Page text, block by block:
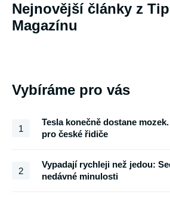
Nejnovější články z
Magazínu
Vybíráme pro vás
1
Tesla konečně dostane
pro české řidiče
2
Vypadají rychleji než jedou:
nedávné minulosti